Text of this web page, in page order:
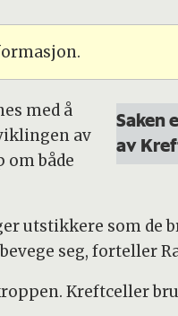
Saken
av
med å
av
både
utstikkere som
seg, forteller
Kreftceller